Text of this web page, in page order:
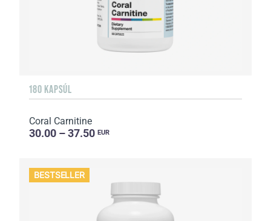
180 KAPSÚL
Coral Carnitine
30.00 – 37.50 EUR
BESTSELLER